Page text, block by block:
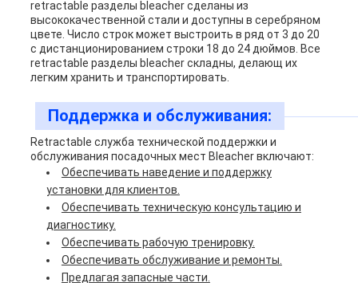
retractable разделы bleacher сделаны из
высококачественной стали и доступны в серебряном
цвете. Число строк может выстроить в ряд от 3 до 20
с дистанционированием строки 18 до 24 дюймов. Все
retractable разделы bleacher складны, делающ их
легким хранить и транспортировать.
Поддержка и обслуживания:
Retractable служба технической поддержки и
обслуживания посадочных мест Bleacher включают:
Обеспечивать наведение и поддержку
установки для клиентов.
Обеспечивать техническую консультацию и
диагностику.
Обеспечивать рабочую тренировку.
Обеспечивать обслуживание и ремонты.
Предлагая запасные части.